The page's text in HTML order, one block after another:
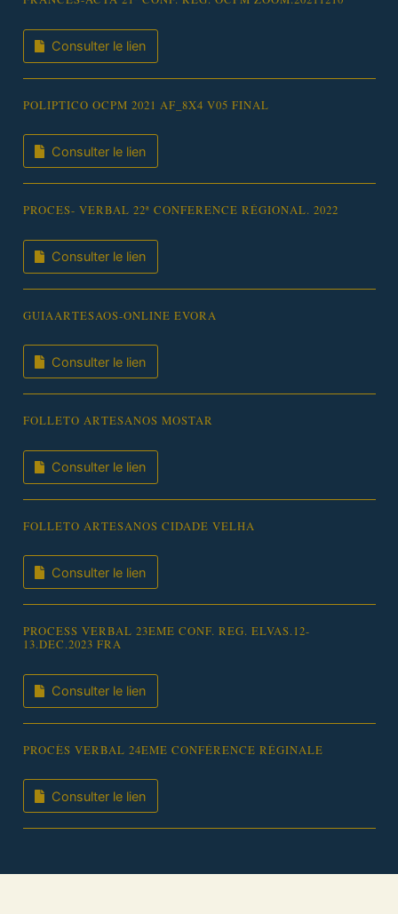
Consulter le lien
POLIPTICO OCPM 2021 AF_8X4 V05 FINAL
Consulter le lien
PROCES- VERBAL 22ª CONFERENCE RÉGIONAL. 2022
Consulter le lien
GUIAARTESAOS-ONLINE EVORA
Consulter le lien
FOLLETO ARTESANOS MOSTAR
Consulter le lien
FOLLETO ARTESANOS CIDADE VELHA
Consulter le lien
PROCESS VERBAL 23EME CONF. REG. ELVAS.12-
13.DEC.2023 FRA
Consulter le lien
PROCÈS VERBAL 24EME CONFÉRENCE RÉGINALE
Consulter le lien